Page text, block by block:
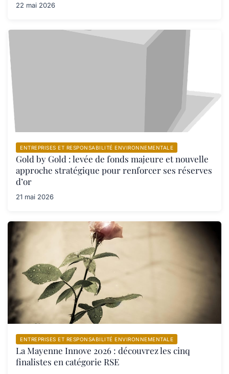
22 mai 2026
ENTREPRISES ET RESPONSABILITÉ ENVIRONNEMENTALE
Gold by Gold : levée de fonds majeure et nouvelle
approche stratégique pour renforcer ses réserves
d’or
21 mai 2026
ENTREPRISES ET RESPONSABILITÉ ENVIRONNEMENTALE
La Mayenne Innove 2026 : découvrez les cinq
finalistes en catégorie RSE